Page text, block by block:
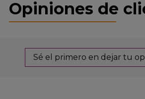
Opiniones de
Sé el primero en dejar tu